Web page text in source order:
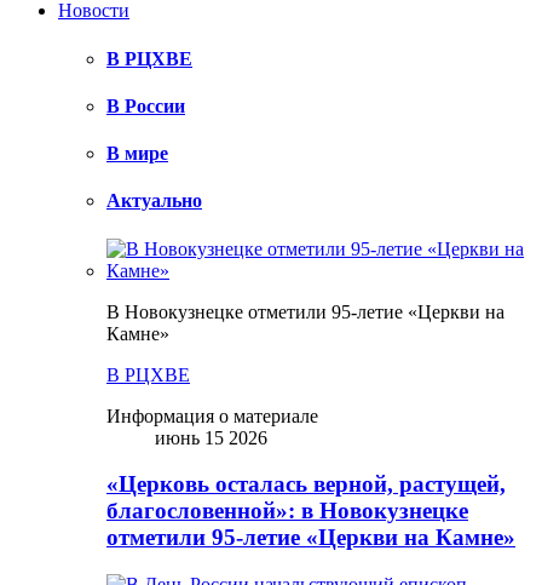
Новости
В РЦХВЕ
В России
В мире
Актуально
В Новокузнецке отметили 95-летие «Церкви на
Камне»
В РЦХВЕ
Информация о материале
июнь 15 2026
«Церковь осталась верной, растущей,
благословенной»: в Новокузнецке
отметили 95-летие «Церкви на Камне»